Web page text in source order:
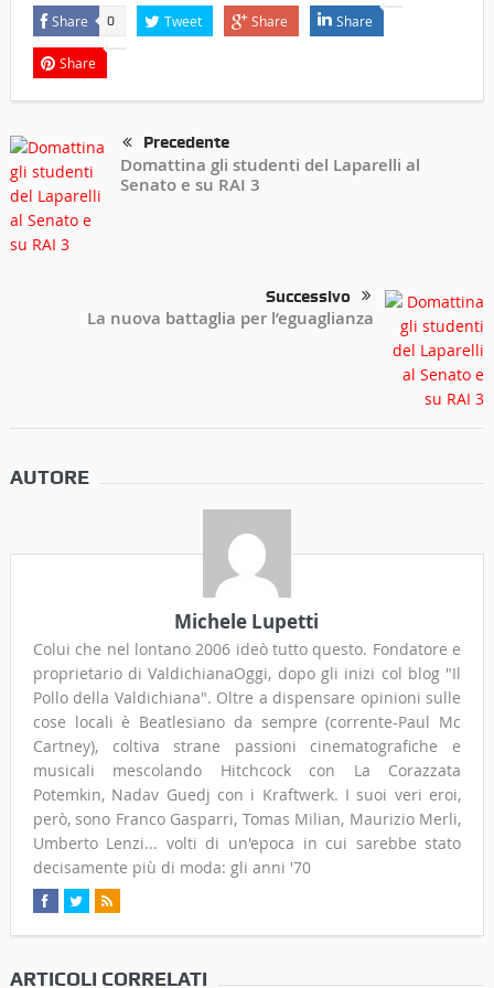
Share 0 Tweet Share Share
Share
Precedente
Domattina gli studenti del Laparelli al
Senato e su RAI 3
Successivo
La nuova battaglia per l’eguaglianza
AUTORE
Michele Lupetti
Colui che nel lontano 2006 ideò tutto questo. Fondatore e
proprietario di ValdichianaOggi, dopo gli inizi col blog "Il
Pollo della Valdichiana". Oltre a dispensare opinioni sulle
cose locali è Beatlesiano da sempre (corrente-Paul Mc
Cartney), coltiva strane passioni cinematografiche e
musicali mescolando Hitchcock con La Corazzata
Potemkin, Nadav Guedj con i Kraftwerk. I suoi veri eroi,
però, sono Franco Gasparri, Tomas Milian, Maurizio Merli,
Umberto Lenzi... volti di un'epoca in cui sarebbe stato
decisamente più di moda: gli anni '70
ARTICOLI CORRELATI